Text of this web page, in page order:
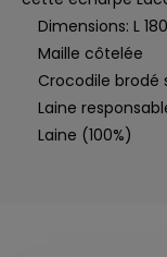
Dimensions: L
Maille côtelée
Crocodile brodé
Laine
Laine (100%)